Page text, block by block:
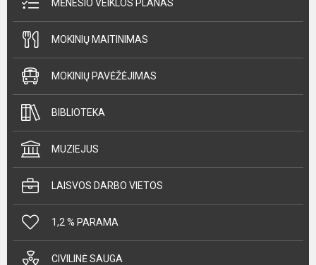
MĖNESIO VEIKLOS PLANAS
MOKINIŲ MAITINIMAS
MOKINIŲ PAVĖŽĖJIMAS
BIBLIOTEKA
MUZIEJUS
LAISVOS DARBO VIETOS
1,2 % PARAMA
CIVILINĖ SAUGA